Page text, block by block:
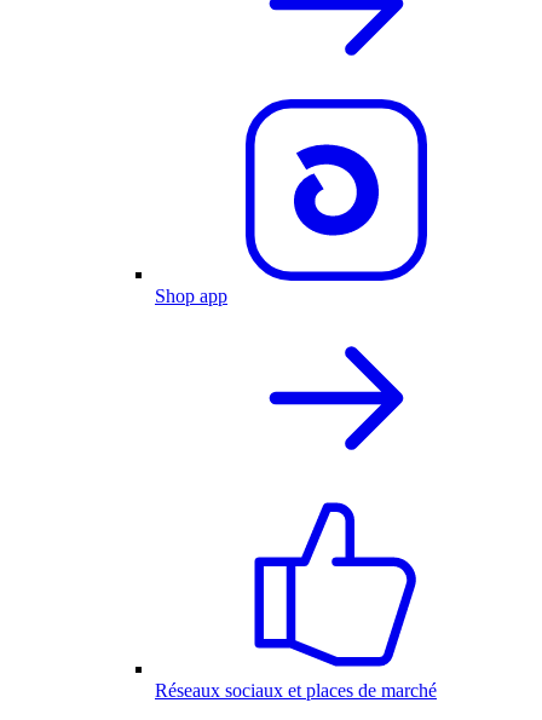
Shop app
Réseaux sociaux et places de marché